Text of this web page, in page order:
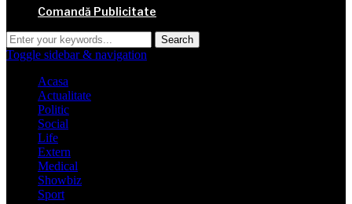
Comandă Publicitate
Toggle sidebar & navigation
Acasa
Actualitate
Politic
Social
Life
Extern
Medical
Showbiz
Sport